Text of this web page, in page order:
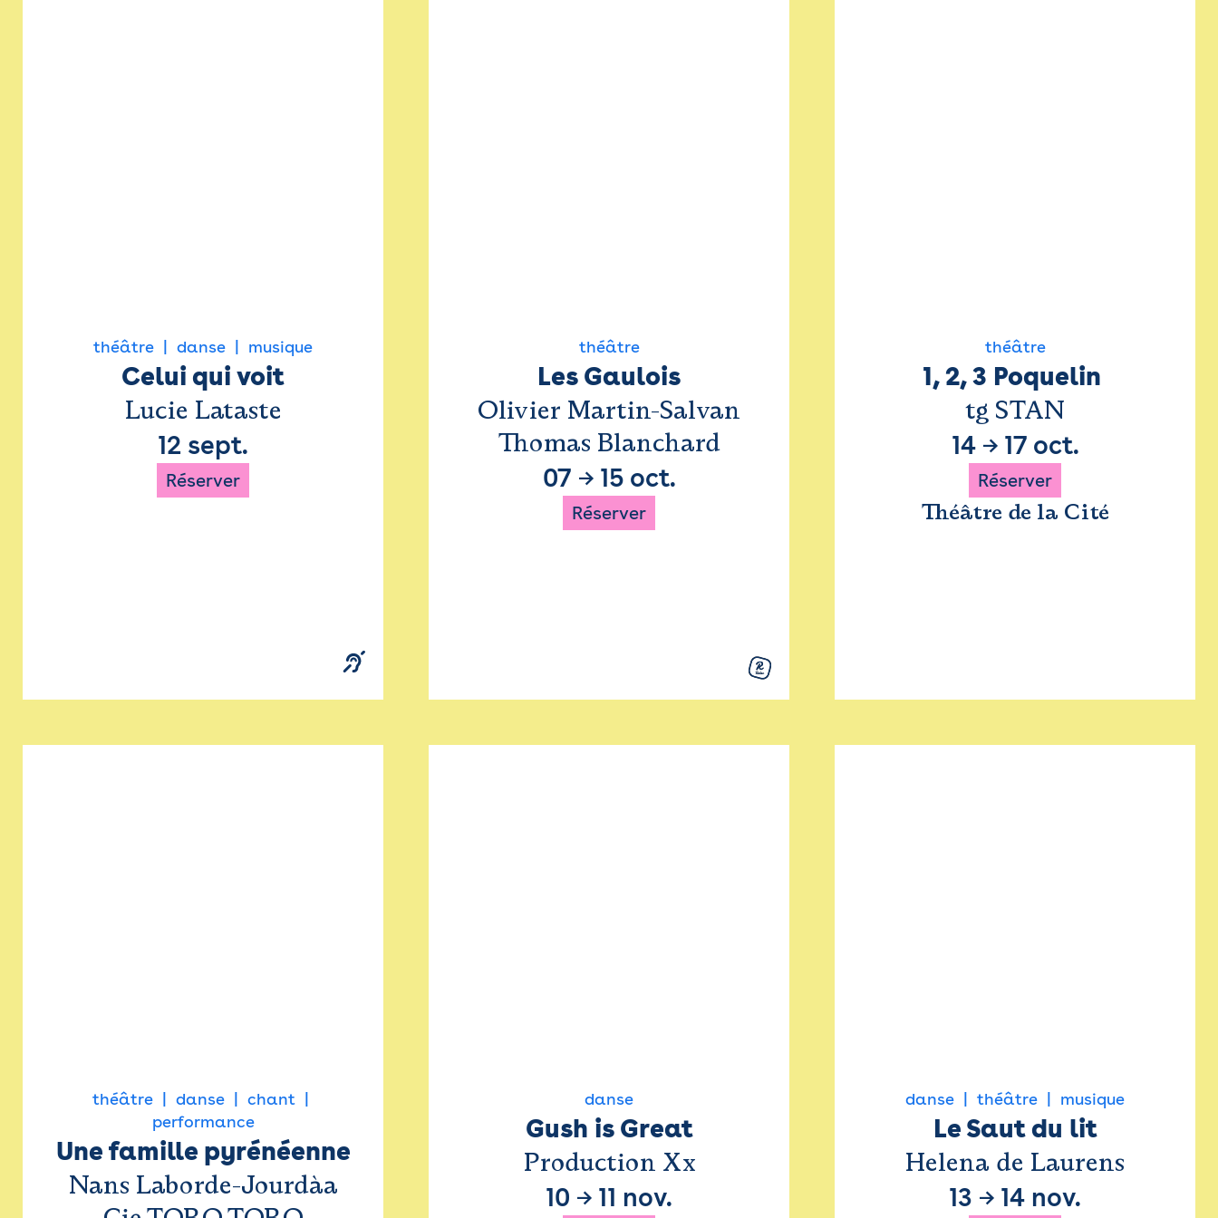
théâtre danse musique
Celui qui voit
Lucie Lataste
12 sept.
Réserver
théâtre
Les Gaulois
Olivier Martin-Salvan
Thomas Blanchard
07 → 15 oct.
Réserver
théâtre
1, 2, 3 Poquelin
tg STAN
14→ 17 oct.
Réserver
Théâtre de la Cité
théâtre danse
chant
performance
Une famille pyrénéenne
Nans Laborde-Jourdàa
danse
Gush is Great
Production Xx
10 → 11 nov.
danse théâtre musique
Le Saut du lit
Helena de Laurens
13 → 14 nov.